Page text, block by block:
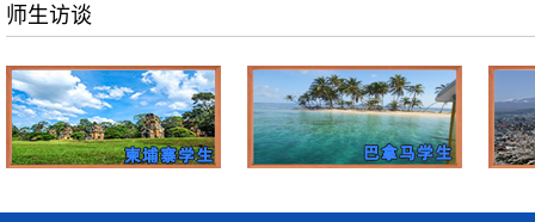
师生访谈